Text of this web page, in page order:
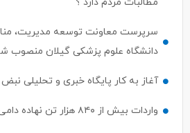
سرپرست معاونت توسعه مدیریت،
دانشگاه علوم پزشکی گیلان منصوب
آغاز به کار پایگاه خبری و تحلیلی نبض
واردات بیش از ۸۴۰ هزار تن نهاده دامی از بنادر كاسپین و انزلی